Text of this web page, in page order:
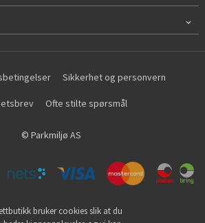
Sikkerhet og personvern
Ofte stilte spørsmål
© Parkmiljø AS
bruker cookies slik at du